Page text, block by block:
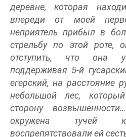
деревне, которая
впереди от моей
неприятель прибыл в
стрельбу по этой роте,
отступить, что она
поддерживая 5-й
егерский, на расстояние
небольшой лес,
сторону
окружена тучей
воспрепятствовали ей